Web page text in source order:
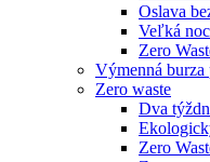
Oslava
Veľká
Zero
Výmenná
Zero waste
Dva
Zero